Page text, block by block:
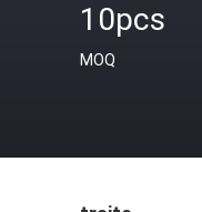
10pcs
MOQ